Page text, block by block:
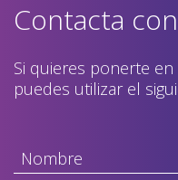
Contacta
Si quieres ponerte
puedes utilizar el